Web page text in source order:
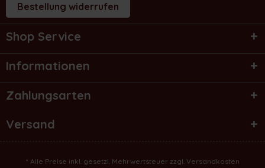
Bestellung widerrufen
Shop Service
Informationen
Zahlungsarten
Versand
* Alle Preise inkl. gesetzl. Mehrwertsteuer zzgl. Versandkosten